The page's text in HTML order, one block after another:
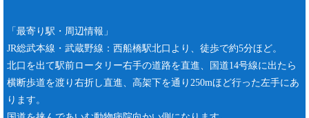
「最寄り駅・周辺情報」
JR総武本線・武蔵野線：西船橋駅北口より、徒歩で約5分ほど。
北口を出て駅前ロータリー右手の道路を直進、国道14号線に出たら
横断歩道を渡り右折し直進、高架下を通り250mほど行った左手にあ
ります。